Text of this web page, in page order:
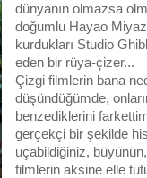
dünyanın olmazsa
doğumlu Hayao
kurdukları Studio
eden bir rüya-çizer...
Çizgi filmlerin bana
düşündüğümde,
benzediklerini
gerçekçi bir şekilde
uçabildiğiniz,
filmlerin aksine elle